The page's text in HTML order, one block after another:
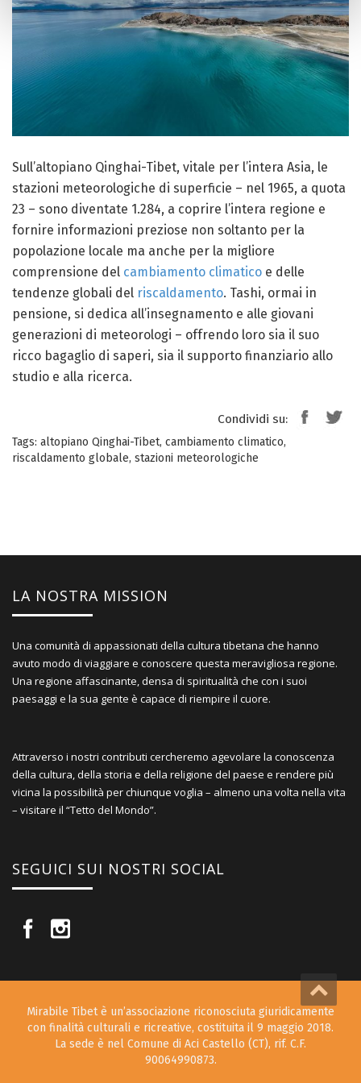
Sull’altopiano Qinghai-Tibet, vitale per l’intera Asia, le
stazioni meteorologiche di superficie – nel 1965, a quota
23 – sono diventate 1.284, a coprire l’intera regione e
fornire informazioni preziose non soltanto per la
popolazione locale ma anche per la migliore
comprensione del cambiamento climatico e delle
tendenze globali del riscaldamento. Tashi, ormai in
pensione, si dedica all’insegnamento e alle giovani
generazioni di meteorologi – offrendo loro sia il suo
ricco bagaglio di saperi, sia il supporto finanziario allo
studio e alla ricerca.
Condividi su:
Tags: altopiano Qinghai-Tibet, cambiamento climatico,
riscaldamento globale, stazioni meteorologiche
LA NOSTRA MISSION
Una comunità di appassionati della cultura tibetana che hanno
avuto modo di viaggiare e conoscere questa meravigliosa regione.
Una regione affascinante, densa di spiritualità che con i suoi
paesaggi e la sua gente è capace di riempire il cuore.
Attraverso i nostri contributi cercheremo agevolare la conoscenza
della cultura, della storia e della religione del paese e rendere più
vicina la possibilità per chiunque voglia – almeno una volta nella vita
– visitare il “Tetto del Mondo”.
SEGUICI SUI NOSTRI SOCIAL
Mirabile Tibet è un’associazione riconosciuta giuridicamente
con finalità culturali e ricreative, costituita il 9 maggio 2018.
La sede è nel Comune di Aci Castello (CT), rif. C.F.
90064990873.